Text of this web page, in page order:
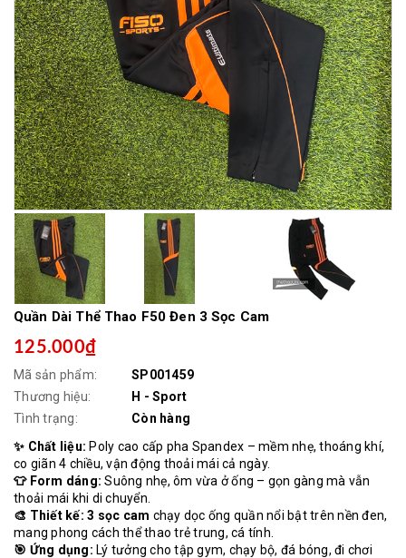
Quần Dài Thể Thao F50 Đen 3 Sọc Cam
125.000₫
Mã sản phẩm:
SP001459
Thương hiệu:
H - Sport
Tình trạng:
Còn hàng
✨ Chất liệu: Poly cao cấp pha Spandex – mềm nhẹ, thoáng khí,
co giãn 4 chiều, vận động thoải mái cả ngày.
👕 Form dáng: Suông nhẹ, ôm vừa ở ống – gọn gàng mà vẫn
thoải mái khi di chuyển.
🎨 Thiết kế: 3 sọc cam chạy dọc ống quần nổi bật trên nền đen,
mang phong cách thể thao trẻ trung, cá tính.
🎯 Ứng dụng: Lý tưởng cho tập gym, chạy bộ, đá bóng, đi chơi